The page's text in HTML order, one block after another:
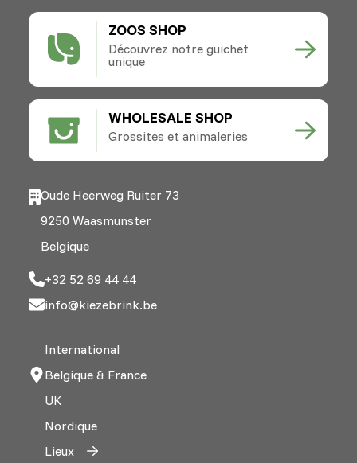
ZOOS SHOP
Découvrez notre guichet
unique
WHOLESALE SHOP
Grossites et animaleries
Oude Heerweg Ruiter 73
9250 Waasmunster
Belgique
+32 52 69 44 44
info@kiezebrink.be
International
Belgique & France
UK
Nordique
Lieux